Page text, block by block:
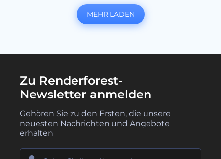
MEHR LADEN
Zu Renderforest-
Newsletter anmelden
Gehören Sie zu den Ersten, die unsere
neuesten Nachrichten und Angebote
erhalten